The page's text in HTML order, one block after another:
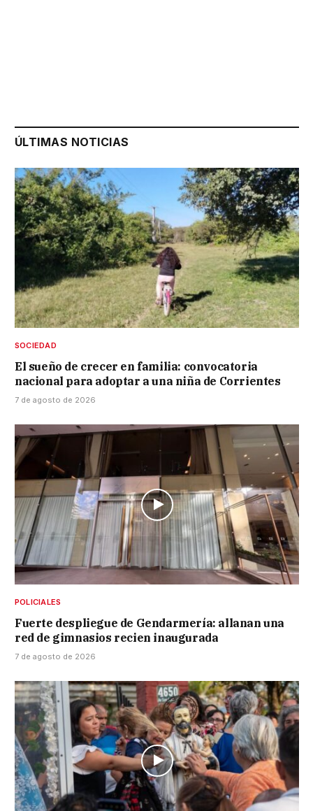
ÚLTIMAS NOTICIAS
SOCIEDAD
El sueño de crecer en familia: convocatoria
nacional para adoptar a una niña de Corrientes
7 de agosto de 2026
POLICIALES
Fuerte despliegue de Gendarmería: allanan una
red de gimnasios recien inaugurada
7 de agosto de 2026